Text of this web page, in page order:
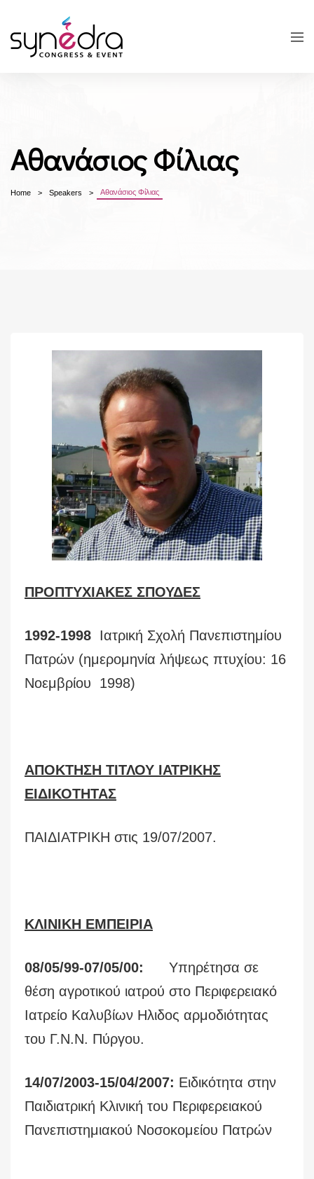
Αθανάσιος Φίλιας
Home Speakers Αθανάσιος Φίλιας
ΠΡΟΠΤΥΧΙΑΚΕΣ ΣΠΟΥΔΕΣ
1992-1998 Ιατρική Σχολή Πανεπιστημίου
Πατρών (ημερομηνία λήψεως πτυχίου: 16
Νοεμβρίου 1998)
ΑΠΟΚΤΗΣΗ ΤΙΤΛΟΥ ΙΑΤΡΙΚΗΣ
ΕΙΔΙΚΟΤΗΤΑΣ
ΠΑΙΔΙΑΤΡΙΚΗ στις 19/07/2007.
ΚΛΙΝΙΚΗ ΕΜΠΕΙΡΙΑ
08/05/99-07/05/00: Υπηρέτησα σε
θέση αγροτικού ιατρού στο Περιφερειακό
Ιατρείο Καλυβίων Ηλιδος αρμοδιότητας
του Γ.Ν.Ν. Πύργου.
14/07/2003-15/04/2007: Ειδικότητα στην
Παιδιατρική Κλινική του Περιφερειακού
Πανεπιστημιακού Νοσοκομείου Πατρών